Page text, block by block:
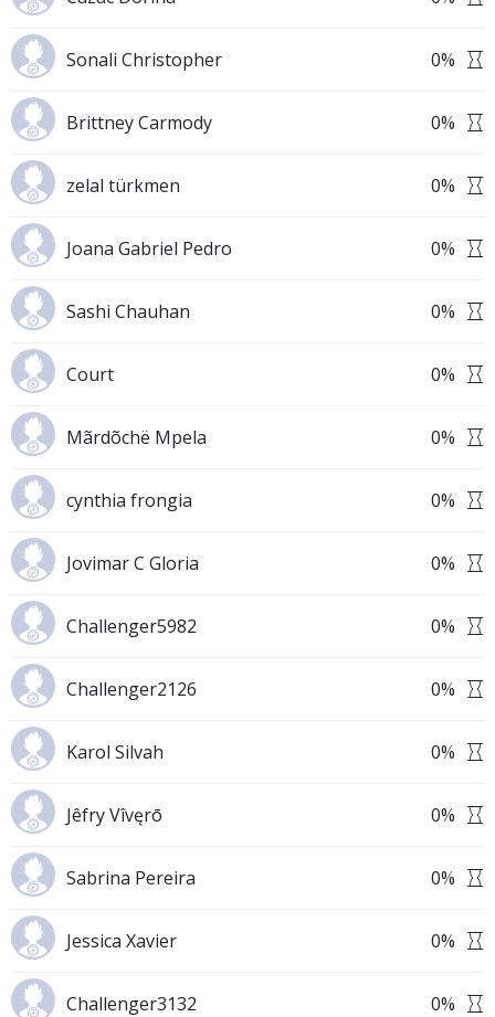
Sonali Christopher 0%
Brittney Carmody 0%
zelal türkmen 0%
Joana Gabriel Pedro 0%
Sashi Chauhan 0%
Court 0%
Mãrdõchë Mpela 0%
cynthia frongia 0%
Jovimar C Gloria 0%
Challenger5982 0%
Challenger2126 0%
Karol Silvah 0%
Jêfry Vîvęrō 0%
Sabrina Pereira 0%
Jessica Xavier 0%
Challenger3132 0%